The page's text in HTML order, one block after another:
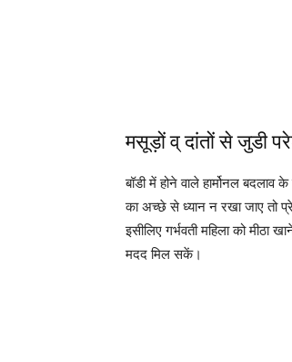
मसूड़ों व् दांतों से जुडी
बॉडी में होने वाले हार्मोनल
का अच्छे से ध्यान न रखा जाए तो
इसीलिए गर्भवती महिला को मीठा
मदद मिल सकें।